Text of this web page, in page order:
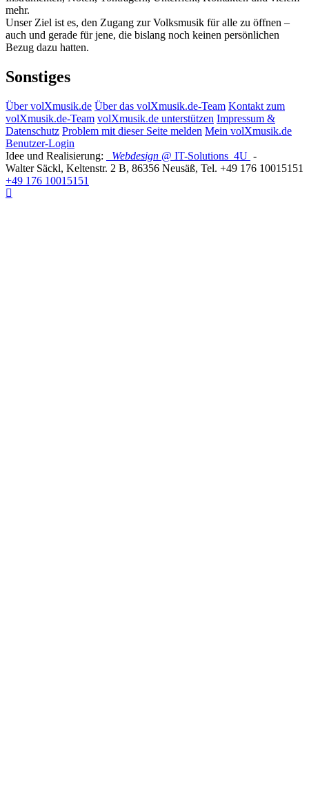
mehr.
Unser Ziel ist es, den Zugang zur Volksmusik für alle zu öffnen –
auch und gerade für jene, die bislang noch keinen persönlichen
Bezug dazu hatten.
Sonstiges
Über volXmusik.de Über das volXmusik.de-Team Kontakt zum
volXmusik.de-Team volXmusik.de unterstützen Impressum &
Datenschutz Problem mit dieser Seite melden Mein volXmusik.de
Benutzer-Login
Idee und Realisierung:
Webdesign @ IT-Solutions 4U -
Walter Säckl, Keltenstr. 2 B, 86356 Neusäß, Tel. +49 176 10015151
+49 176 10015151